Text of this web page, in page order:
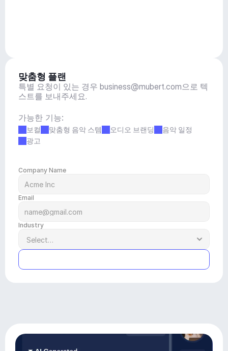
맞춤형 플랜
특별 요청이 있는 경우 business@mubert.com으로 텍
스트를 보내주세요.
가능한 기능:
보컬 맞춤형 음악 스템 오디오 브랜딩
음악 일정
광고
Company Name
Email
Industry